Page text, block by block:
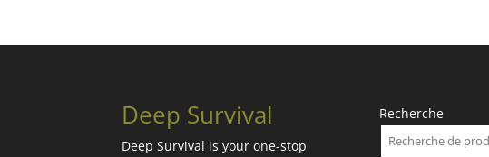
Deep Survival
Deep Survival is your one-stop
Recherche